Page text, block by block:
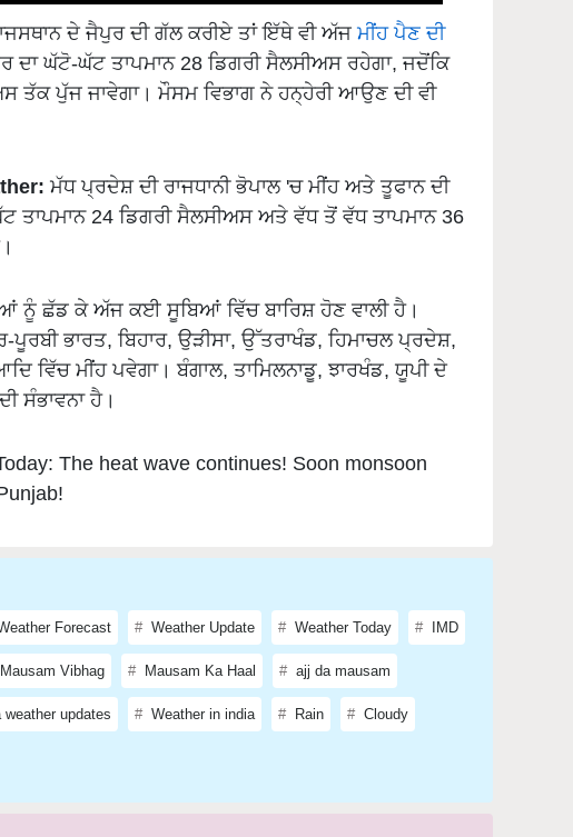
ਦੇ ਜੈਪੁਰ ਦੀ ਗੱਲ ਕਰੀਏ ਤਾਂ ਇੱਥੇ ਵੀ ਅੱਜ ਮੀਂਹ ਪੈਣ ਦੀ
ਘੱਟੋ-ਘੱਟ ਤਾਪਮਾਨ 28 ਡਿਗਰੀ ਸੈਲਸੀਅਸ ਰਹੇਗਾ, ਜਦੋਂਕਿ
ਤੱਕ ਪੁੱਜ ਜਾਵੇਗਾ। ਮੌਸਮ ਵਿਭਾਗ ਨੇ ਹਨ੍ਹੇਰੀ ਆਉਣ ਦੀ ਵੀ
ਮੱਧ ਪ੍ਰਦੇਸ਼ ਦੀ ਰਾਜਧਾਨੀ ਭੋਪਾਲ 'ਚ ਮੀਂਹ ਅਤੇ ਤੂਫਾਨ ਦੀ
ਤਾਪਮਾਨ 24 ਡਿਗਰੀ ਸੈਲਸੀਅਸ ਅਤੇ ਵੱਧ ਤੋਂ ਵੱਧ ਤਾਪਮਾਨ 36
ਨੂੰ ਛੱਡ ਕੇ ਅੱਜ ਕਈ ਸੂਬਿਆਂ ਵਿੱਚ ਬਾਰਿਸ਼ ਹੋਣ ਵਾਲੀ ਹੈ।
ਭਾਰਤ, ਬਿਹਾਰ, ਉੜੀਸਾ, ਉੱਤਰਾਖੰਡ, ਹਿਮਾਚਲ ਪ੍ਰਦੇਸ਼,
ਵਿੱਚ ਮੀਂਹ ਪਵੇਗਾ। ਬੰਗਾਲ, ਤਾਮਿਲਨਾਡੂ, ਝਾਰਖੰਡ, ਯੂਪੀ ਦੇ
ਸੰਭਾਵਨਾ ਹੈ।
The heat wave continues! Soon monsoon
Forecast Weather Update Weather Today IMD
Mausam Vibhag Mausam Ka Haal ajj da mausam
weather updates Weather in india Rain Cloudy